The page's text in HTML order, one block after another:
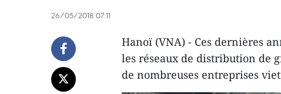
26/05/2018 07:11
Hanoï (VNA) - Ces dernières
les réseaux de distribution de
de nombreuses entreprises